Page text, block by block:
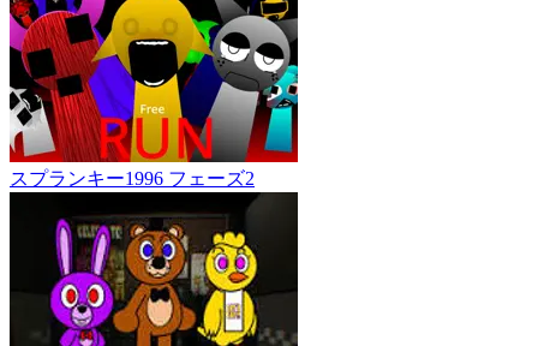
スプランキー1996 フェーズ2